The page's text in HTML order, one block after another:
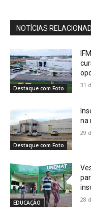
NOTÍCIAS
Destaque com Foto 31
Destaque com Foto
na
29
EDUCAÇÃO 28